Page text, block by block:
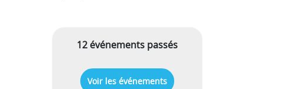
12 événements passés
Voir les événements